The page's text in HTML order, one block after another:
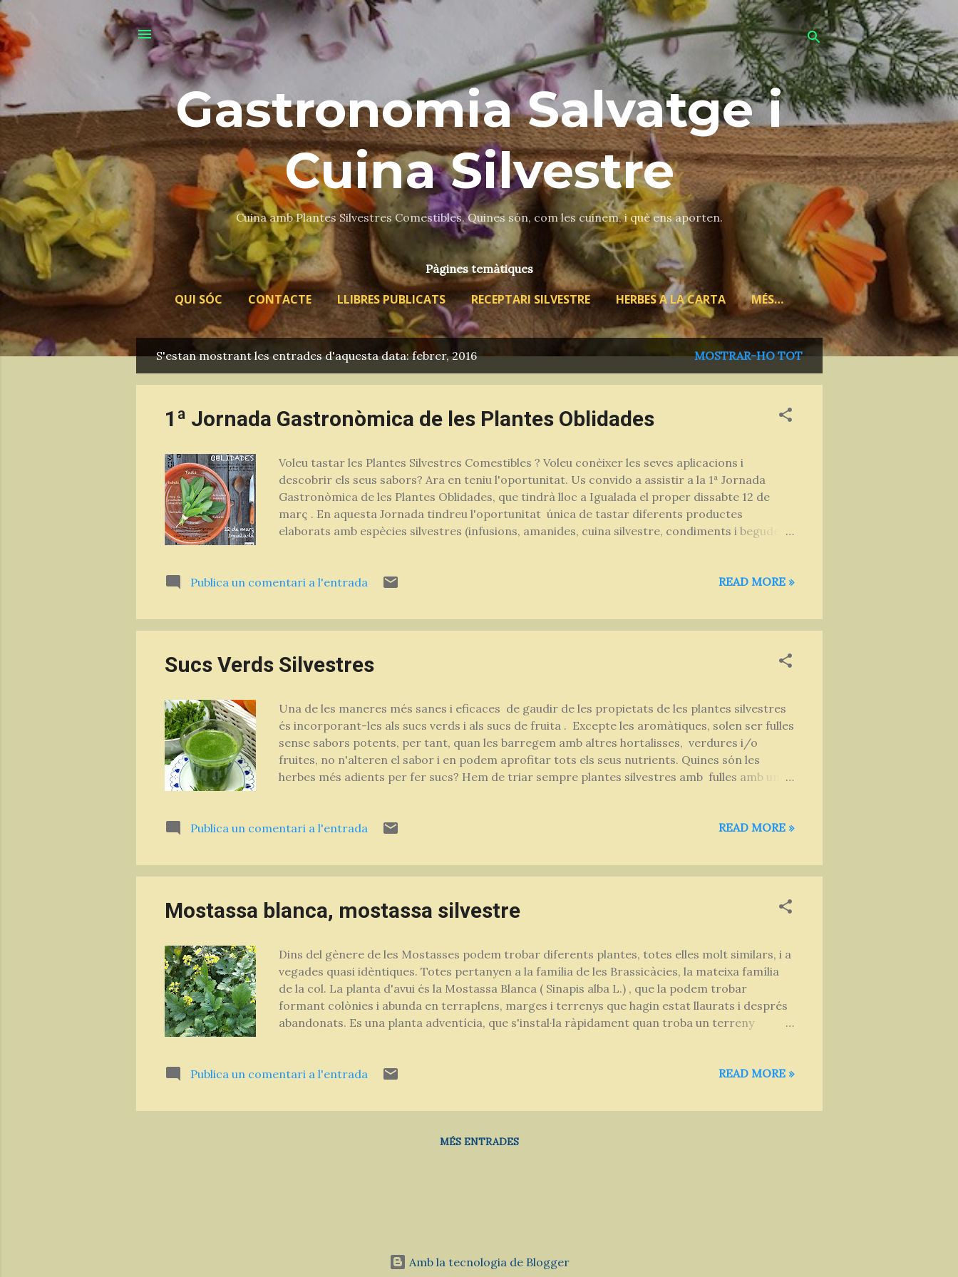
Gastronomia Salvatge i
Cuina Silvestre
Cuina amb Plantes Silvestres Comestibles. Quines són, com les cuinem, i què ens aporten.
Pàgines temàtiques
QUI SÓC CONTACTE LLIBRES PUBLICATS RECEPTARI SILVESTRE HERBES A LA CARTA MÉS…
E
n
S'estan mostrant les entrades d'aquesta data: febrer, 2016 MOSTRAR-HO TOT
1ª Jornada Gastronòmica de les Plantes Oblidades
Voleu tastar les Plantes Silvestres Comestibles ? Voleu conèixer les seves aplicacions i
descobrir els seus sabors? Ara en teniu l'oportunitat. Us convido a assistir a la 1ª Jornada
Gastronòmica de les Plantes Oblidades, que tindrà lloc a Igualada el proper dissabte 12 de
març . En aquesta Jornada tindreu l'oportunitat única de tastar diferents productes
elaborats amb espècies silvestres (infusions, amanides, cuina silvestre, condiments i begudes);
passat i el present dels usos tradicionals de la vegetació i intercanviar experiències; de
Silvestres on descobrireu i podreu comprar productes alimentaris fets amb plantes silvestres
a Catalunya. Cartell de les jornades La Jornada vol ...
Publica un comentari a l'entrada READ MORE »
Sucs Verds Silvestres
Una de les maneres més sanes i eficaces de gaudir de les propietats de les plantes silvestres
és incorporant-les als sucs verds i als sucs de fruita . Excepte les aromàtiques, solen ser fulles
sense sabors potents, per tant, quan les barregem amb altres hortalisses, verdures i/o
fruites, no n'alteren el sabor i en podem aprofitar tots els seus nutrients. Quines són les
herbes més adients per fer sucs? Hem de triar sempre plantes silvestres amb fulles amb un
conjunt de nutrients. Suc Verd amb Picagallina ( Stellaria media ) (mida per a un got) - dues
Magnesi¡¡) Suc Multicolor amb Fonoll (suc molt aromàtic. Mida per ...
Publica un comentari a l'entrada READ MORE »
Mostassa blanca, mostassa silvestre
Dins del gènere de les Mostasses podem trobar diferents plantes, totes elles molt similars, i a
vegades quasi idèntiques. Totes pertanyen a la família de les Brassicàcies, la mateixa família
de la col. La planta d'avui és la Mostassa Blanca ( Sinapis alba L.) , que la podem trobar
formant colònies i abunda en terraplens, marges i terrenys que hagin estat llaurats i després
abandonats. Es una planta adventícia, que s'instal·la ràpidament quan troba un terreny
dens i fulles lobulades. Si les freguem, la seva olor ens recorda la col, la ravenissa o els
aprofitar la Mostassa Blanca silvestre ? En aquests moments d'hivern el seu aprofitament rau
Publica un comentari a l'entrada READ MORE »
MÉS ENTRADES
Amb la tecnologia de Blogger